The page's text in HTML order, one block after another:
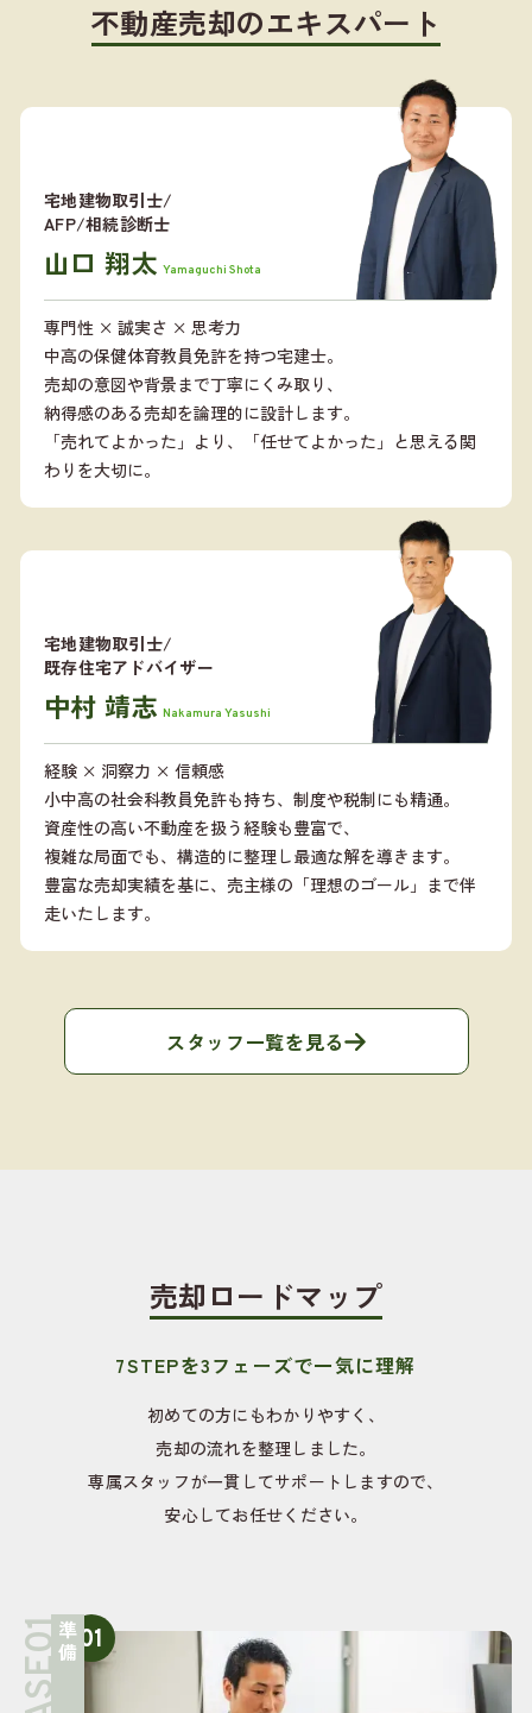
不動産売却のエキスパート
宅地建物取引士/
AFP/相続診断士
山口 翔太 Yamaguchi Shota
専門性 × 誠実さ × 思考力
中高の保健体育教員免許を持つ宅建士。
売却の意図や背景まで丁寧にくみ取り、
納得感のある売却を論理的に設計します。
「売れてよかった」より、「任せてよかった」と思える関
わりを大切に。
宅地建物取引士/
既存住宅アドバイザー
中村 靖志 Nakamura Yasushi
経験 × 洞察力 × 信頼感
小中高の社会科教員免許も持ち、制度や税制にも精通。
資産性の高い不動産を扱う経験も豊富で、
複雑な局面でも、構造的に整理し最適な解を導きます。
豊富な売却実績を基に、売主様の「理想のゴール」まで伴
走いたします。
スタッフ一覧を見る
売却ロードマップ
7STEPを3フェーズで一気に理解
初めての方にもわかりやすく、
売却の流れを整理しました。
専属スタッフが一貫してサポートしますので、
安心してお任せください。
準備 01